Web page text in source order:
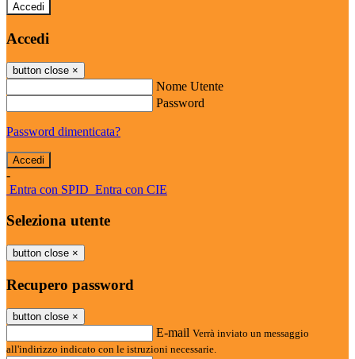
Accedi
Accedi
button close ×
Nome Utente
Password
Password dimenticata?
-
Entra con SPID Entra con CIE
Seleziona utente
button close ×
Recupero password
button close ×
E-mail Verrà inviato un messaggio
all'indirizzo indicato con le istruzioni necessarie.